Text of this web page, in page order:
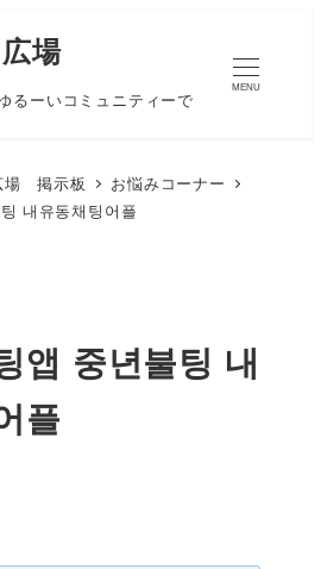
場
るーいコミュニティーで
MENU
場 掲示板
お悩みコーナー
내유동채팅어플
앱 중년불팅 내
플